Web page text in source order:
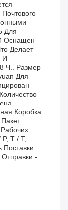
Для
Оснащен
Делает
И
Ч.. Размер
Для
Коробка
T / T,
Поставки
-